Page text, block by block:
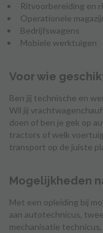
Ritvoorbereiding en
Operationele
Bedrijfswagens
Mobiele werktuigen
Voor wie
Ben jij technische en
Wil jij
doen of ben je gek op
tractors of welk
transport op de juiste
Mogelijkheden
Met een opleiding bij
aan autotechnicus,
mechanisatie